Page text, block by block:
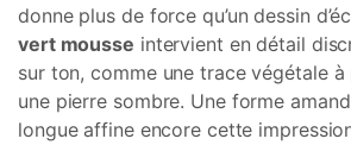
donne plus de force qu’un dessin
vert mousse intervient en détail
sur ton, comme une trace végétale
une pierre sombre. Une forme
longue affine encore cette